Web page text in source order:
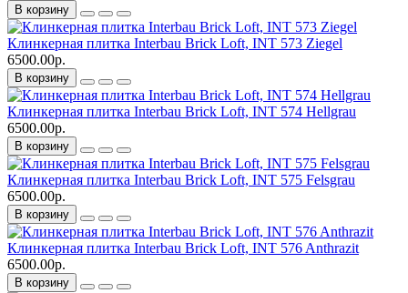
В корзину
Клинкерная плитка Interbau Brick Loft, INT 573 Ziegel
6500.00р.
В корзину
Клинкерная плитка Interbau Brick Loft, INT 574 Hellgrau
6500.00р.
В корзину
Клинкерная плитка Interbau Brick Loft, INT 575 Felsgrau
6500.00р.
В корзину
Клинкерная плитка Interbau Brick Loft, INT 576 Anthrazit
6500.00р.
В корзину